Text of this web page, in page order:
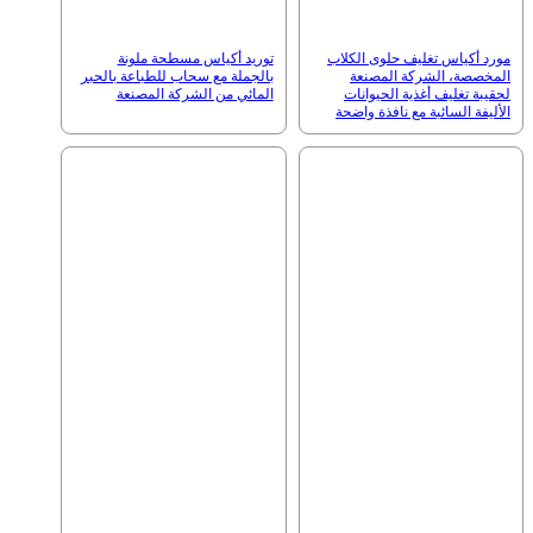
مورد أكياس تغليف حلوى الكلاب
المخصصة، الشركة المصنعة
لحقيبة تغليف أغذية الحيوانات
الأليفة السائبة مع نافذة واضحة
توريد أكياس مسطحة ملونة
بالجملة مع سحاب للطباعة بالحبر
المائي من الشركة المصنعة